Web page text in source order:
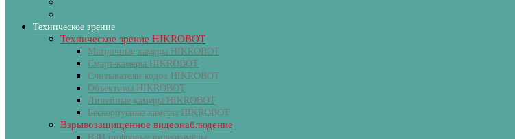
Техническое зрение
Техническое зрение HIKROBOT
Матричные камеры HIKROBOT
Смарт-камеры HIKROBOT
Считыватели кодов HIKROBOT
Объективы HIKROBOT
Линейные камеры HIKROBOT
Бескорпусные камеры HIKROBOT
Взрывозащищенное видеонаблюдение